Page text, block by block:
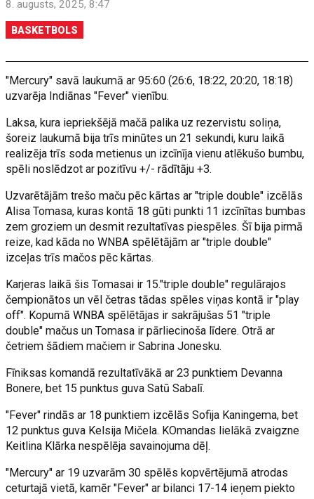
8. augusts, 2025, 8:47
BASKETBOLS
"Mercury" savā laukumā ar 95:60 (26:6, 18:22, 20:20, 18:18)
uzvarēja Indiānas "Fever" vienību.
Laksa, kura iepriekšējā mačā palika uz rezervistu soliņa,
šoreiz laukumā bija trīs minūtes un 21 sekundi, kuru laikā
realizēja trīs soda metienus un izcīnīja vienu atlēkušo bumbu,
spēli noslēdzot ar pozitīvu +/- rādītāju +3.
Uzvarētājām trešo maču pēc kārtas ar "triple double" izcēlās
Alisa Tomasa, kuras kontā 18 gūti punkti 11 izcīnītas bumbas
zem groziem un desmit rezultatīvas piespēles. Šī bija pirmā
reize, kad kāda no WNBA spēlētājām ar "triple double"
izceļas trīs mačos pēc kārtas.
Karjeras laikā šis Tomasai ir 15."triple double" regulārajos
čempionātos un vēl četras tādas spēles viņas kontā ir "play
off". Kopumā WNBA spēlētājas ir sakrājušas 51 "triple
double" mačus un Tomasa ir pārliecinoša līdere. Otrā ar
četriem šādiem mačiem ir Sabrina Jonesku.
Fīniksas komandā rezultatīvākā ar 23 punktiem Devanna
Bonere, bet 15 punktus guva Satū Sabalī.
"Fever" rindās ar 18 punktiem izcēlās Sofija Kaningema, bet
12 punktus guva Kelsija Mičela. KOmandas lielākā zvaigzne
Keitlina Klārka nespēlēja savainojuma dēļ.
"Mercury" ar 19 uzvarām 30 spēlēs kopvērtējumā atrodas
ceturtajā vietā, kamēr "Fever" ar bilanci 17-14 ieņem piekto